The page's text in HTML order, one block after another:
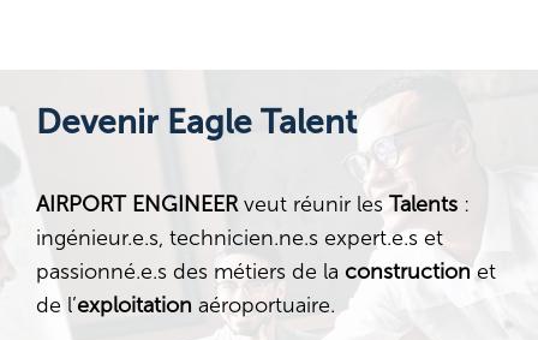
Devenir Eagle Talent
AIRPORT ENGINEERveut réunir lesTalents :
ingénieur.e.s, technicien.ne.s expert.e.s et
passionné.e.s des métiers de la constructionet
de l’exploitation aéroportuaire.